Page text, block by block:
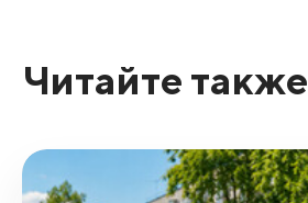
Читайте также